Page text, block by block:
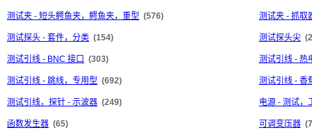
测试夹 - 短头鳄鱼夹，鳄鱼夹，重型 (576) 测试夹 - 抓取
测试探头 - 套件，分类 (154) 测试探头尖
测试引线 - BNC 接口 (303) 测试引线 - 热
测试引线 - 跳线，专用型 (692) 测试引线 - 香
测试引线，探针 - 示波器 (249) 电源 - 测试，
函数发生器 (65) 可调变压器